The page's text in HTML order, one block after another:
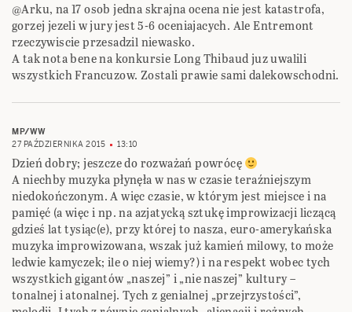
@Arku, na 17 osob jedna skrajna ocena nie jest katastrofa,
gorzej jezeli w jury jest 5-6 oceniajacych. Ale Entremont
rzeczywiscie przesadzil niewasko.
A tak nota bene na konkursie Long Thibaud juz uwalili
wszystkich Francuzow. Zostali prawie sami dalekowschodni.
MP/WW
27 PAŹDZIERNIKA 2015
13:10
Dzień dobry; jeszcze do rozważań powrócę
A niechby muzyka płynęła w nas w czasie teraźniejszym
niedokończonym. A więc czasie, w którym jest miejsce i na
pamięć (a więc i np. na azjatycką sztukę improwizacji liczącą
gdzieś lat tysiąc(e), przy której to nasza, euro-amerykańska
muzyka improwizowana, wszak już kamień milowy, to może
ledwie kamyczek; ile o niej wiemy?) i na respekt wobec tych
wszystkich gigantów „naszej” i „nie naszej” kultury –
tonalnej i atonalnej. Tych z genialnej „przejrzystości”,